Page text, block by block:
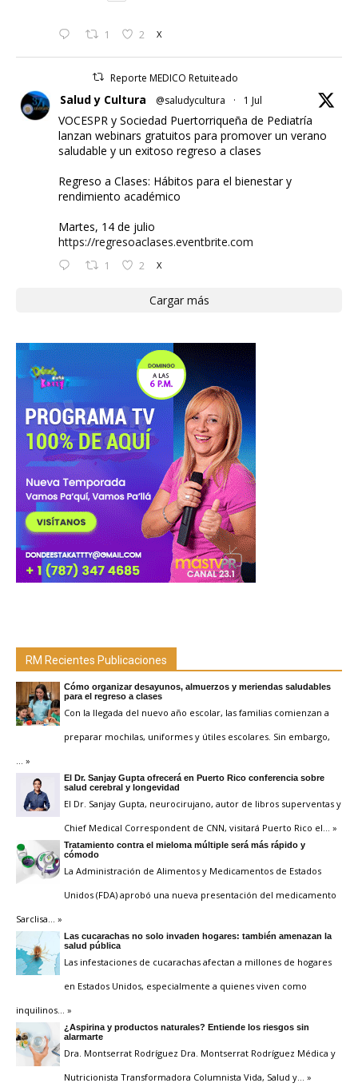
1 2 X
Reporte MEDICO Retuiteado
Salud y Cultura @saludycultura · 1 Jul
VOCESPR y Sociedad Puertorriqueña de Pediatría
lanzan webinars gratuitos para promover un verano
saludable y un exitoso regreso a clases
Regreso a Clases: Hábitos para el bienestar y
rendimiento académico
Martes, 14 de julio
https://regresoaclases.eventbrite.com
1 2 X
Cargar más
RM Recientes Publicaciones
Cómo organizar desayunos, almuerzos y meriendas saludables
para el regreso a clases
Con la llegada del nuevo año escolar, las familias comienzan a
preparar mochilas, uniformes y útiles escolares. Sin embargo,
… »
El Dr. Sanjay Gupta ofrecerá en Puerto Rico conferencia sobre
salud cerebral y longevidad
El Dr. Sanjay Gupta, neurocirujano, autor de libros superventas y
Chief Medical Correspondent de CNN, visitará Puerto Rico el … »
Tratamiento contra el mieloma múltiple será más rápido y
cómodo
La Administración de Alimentos y Medicamentos de Estados
Unidos (FDA) aprobó una nueva presentación del medicamento
Sarclisa … »
Las cucarachas no solo invaden hogares: también amenazan la
salud pública
Las infestaciones de cucarachas afectan a millones de hogares
en Estados Unidos, especialmente a quienes viven como
inquilinos … »
¿Aspirina y productos naturales? Entiende los riesgos sin
alarmarte
Dra. Montserrat Rodríguez Dra. Montserrat Rodríguez Médica y
Nutricionista Transformadora Columnista Vida, Salud y … »